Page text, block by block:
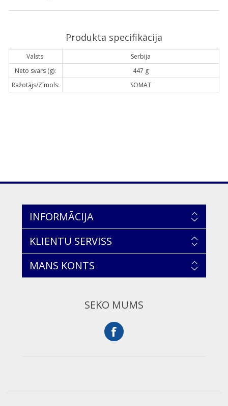
Produkta specifikācija
Valsts:
Serbija
Neto svars (g):
447 g
Ražotājs/Zīmols:
SOMAT
INFORMĀCIJA
KLIENTU SERVISS
MANS KONTS
SEKO MUMS